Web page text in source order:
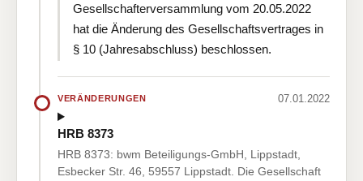
Gesellschafterversammlung vom 20.05.2022
hat die Änderung des Gesellschaftsvertrages in
§ 10 (Jahresabschluss) beschlossen.
VERÄNDERUNGEN 07.01.2022
HRB 8373
HRB 8373: bwm Beteiligungs-GmbH, Lippstadt,
Esbecker Str. 46, 59557 Lippstadt. Die Gesellschaft